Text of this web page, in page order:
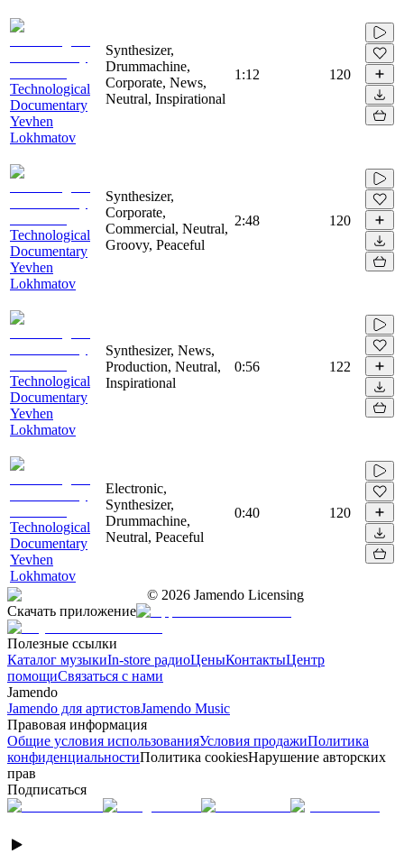
Technological
Documentary
Yevhen
Lokhmatov
Synthesizer,
Drummachine,
Corporate, News,
Neutral, Inspirational
1:12 120
Technological
Documentary
Yevhen
Lokhmatov
Synthesizer,
Corporate,
Commercial, Neutral,
Groovy, Peaceful
2:48 120
Technological
Documentary
Yevhen
Lokhmatov
Synthesizer, News,
Production, Neutral,
Inspirational
0:56 122
Technological
Documentary
Yevhen
Lokhmatov
Electronic,
Synthesizer,
Drummachine,
Neutral, Peaceful
0:40 120
© 2026 Jamendo Licensing
Скачать приложение
Полезные ссылки
Каталог музыкиIn-store радиоЦеныКонтактыЦентр
помощиСвязаться с нами
Jamendo
Jamendo для артистовJamendo Music
Правовая информация
Общие условия использованияУсловия продажиПолитика
конфиденциальностиПолитика cookiesНарушение авторских
прав
Подписаться